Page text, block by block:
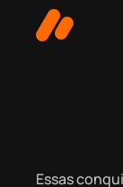
Essas